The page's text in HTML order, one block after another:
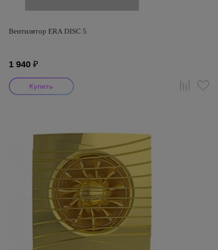
Вентилятор ERA DISC 5
1 940 ₽